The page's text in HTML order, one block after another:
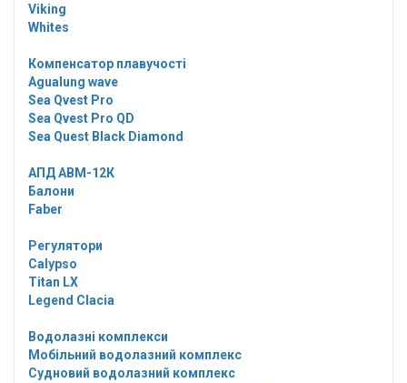
Viking
Whites
Компенсатор плавучості
Agualung wave
Sea Qvest Pro
Sea Qvest Pro QD
Sea Quest Black Diamond
АПД АВМ-12К
Балони
Faber
Регулятори
Calypso
Titan LX
Legend Clacia
Водолазні комплекси
Мобільний водолазний комплекс
Судновий водолазний комплекс